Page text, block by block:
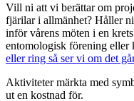
Vill ni att vi berättar om
fjärilar i allmänhet? Håller
inför vårens möten i en
entomologisk förening eller
eller ring så ser vi om det
Aktiviteter märkta med
ut en kostnad för.